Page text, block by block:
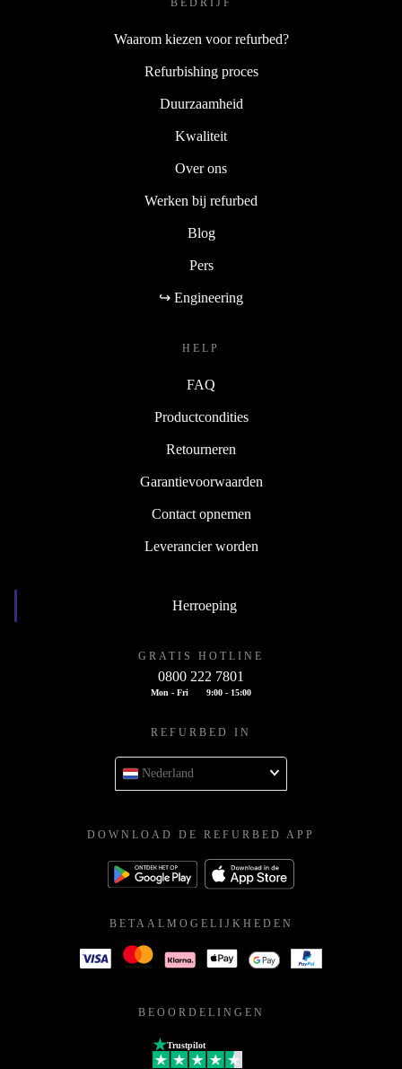
BEDRIJF
Waarom kiezen voor refurbed?
Refurbishing proces
Duurzaamheid
Kwaliteit
Over ons
Werken bij refurbed
Blog
Pers
↪ Engineering
HELP
FAQ
Productcondities
Retourneren
Garantievoorwaarden
Contact opnemen
Leverancier worden
Herroeping
GRATIS HOTLINE
0800 222 7801
Mon - Fri 9:00 - 15:00
REFURBED IN
Nederland
DOWNLOAD DE REFURBED APP
BETAALMOGELIJKHEDEN
BEOORDELINGEN
Trustpilot